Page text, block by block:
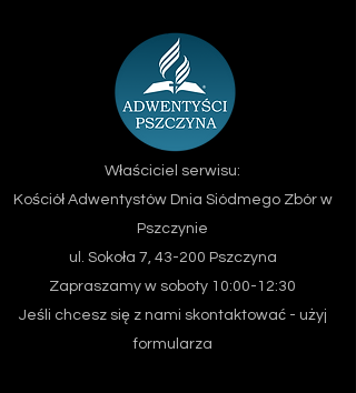
Właściciel serwisu:
Kościół Adwentystów Dnia Siódmego Zbór w
Pszczynie
ul. Sokoła 7, 43-200 Pszczyna
Zapraszamy w soboty 10:00-12:30
Jeśli chcesz się z nami skontaktować - użyj
formularza